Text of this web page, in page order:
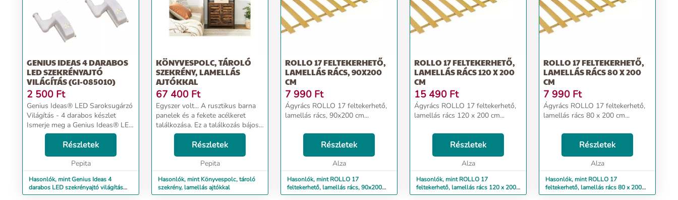
GENIUS IDEAS 4 DARABOS
LED SZEKRÉNYAJTÓ
VILÁGÍTÁS (GI-085010)
2 500 Ft
Genius Ideas® LED Saroksugárzó
Világítás - 4 darabos készlet
Ismerje meg a Genius Ideas® LED
saroksugárzó világítás csodáit,
amely egy 4 darabos készletben
érkezik otthonába, hogy
megvilágítsa a ...
Részletek
Pepita
Hasonlók, mint Genius Ideas 4
darabos LED szekrényajtó világítás
(GI-085010)
KÖNYVESPOLC, TÁROLÓ
SZEKRÉNY, LAMELLÁS
AJTÓKKAL
67 400 Ft
Egyszer volt... A rusztikus barna
panelek és a fekete acélkeret
találkozása. Ez a találkozás bájos
könyvespolcot hozott létre.
Örömmel ujjongott minden
könyvbarát, aki saját hangulatos
olvasósarkot á...
Részletek
Pepita
Hasonlók, mint Könyvespolc, tároló
szekrény, lamellás ajtókkal
ROLLO 17 FELTEKERHETŐ,
LAMELLÁS RÁCS, 90X200
CM
7 990 Ft
Ágyrács ROLLO 17 feltekerhető,
lamellás rács, 90x200 cm...
Részletek
Alza
Hasonlók, mint ROLLO 17
feltekerhető, lamellás rács, 90x200
cm
ROLLO 17 FELTEKERHETŐ,
LAMELLÁS RÁCS 120 X 200
CM
15 490 Ft
Ágyrács ROLLO 17 feltekerhető,
lamellás rács 120 x 200 cm...
Részletek
Alza
Hasonlók, mint ROLLO 17
feltekerhető, lamellás rács 120 x 200
cm
ROLLO 17 FELTEKERHETŐ,
LAMELLÁS RÁCS 80 X 200
CM
7 990 Ft
Ágyrács ROLLO 17 feltekerhető,
lamellás rács 80 x 200 cm...
Részletek
Alza
Hasonlók, mint ROLLO 17
feltekerhető, lamellás rács 80 x 200
cm